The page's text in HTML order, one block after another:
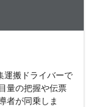
運搬ドライバーで
量の把握や伝票
者が同乗しま